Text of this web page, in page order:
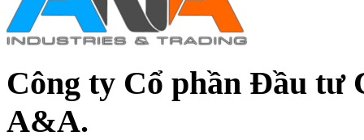
Công ty Cổ phần Đầu tư
A&A.